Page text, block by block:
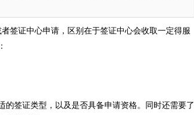
签证中心申请， 区别在于签证中心会收取一定得服
签证类型，以及是否具备申请资格。同时还需要了